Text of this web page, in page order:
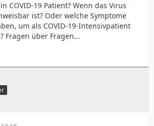
COVID-19 Patient? Wenn das Virus
ist? Oder welche Symptome
um als COVID-19-Intensivpatient
Fragen über Fragen...